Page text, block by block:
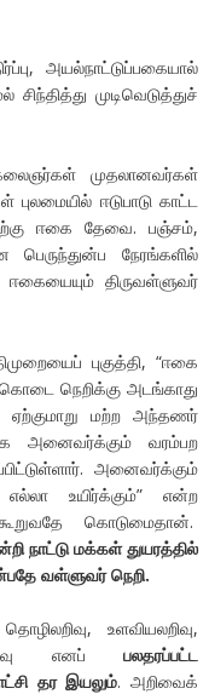
அயல்நாட்டுப்பகையால்
முடிவெடுத்துச்
முதலானவர்கள்
ஈடுபாடு காட்ட
ஈகை தேவை. பஞ்சம்,
பெருந்துன்ப நேரங்களில்
திருவள்ளுவர்
புகுத்தி, “ஈகை
நெறிக்கு அடங்காது
ஏற்குமாறு மற்ற அந்தணர்
அனைவர்க்கும் வரம்பற
அனைவர்க்கும்
எல்லா உயிர்க்கும்” என்ற
கொடுமைதான்.
நாட்டு மக்கள் துயரத்தில்
வள்ளுவர் நெறி.
உளவியலறிவு,
எனப்பலதரப்பட்ட
தர இயலும். அறிவைக்